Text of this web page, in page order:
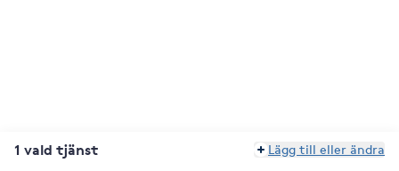
1 vald tjänst Lägg till eller ändra